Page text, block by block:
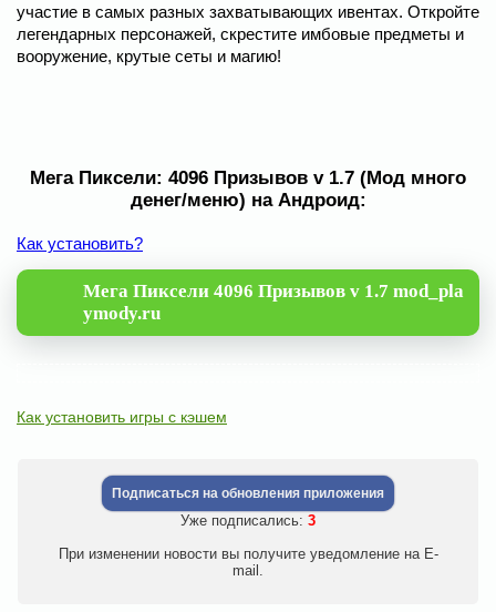
участие в самых разных захватывающих ивентах. Откройте
легендарных персонажей, скрестите имбовые предметы и
вооружение, крутые сеты и магию!
Мега Пиксели: 4096 Призывов v 1.7 (Мод много
денег/меню) на Андроид:
Как установить?
Мега Пиксели 4096 Призывов v 1.7 mod_pla
ymody.ru
Как установить игры с кэшем
Подписаться на обновления приложения
Уже подписались: 3
При изменении новости вы получите уведомление на E-
mail.